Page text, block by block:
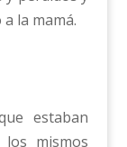
la mamá.
estaban
mismos